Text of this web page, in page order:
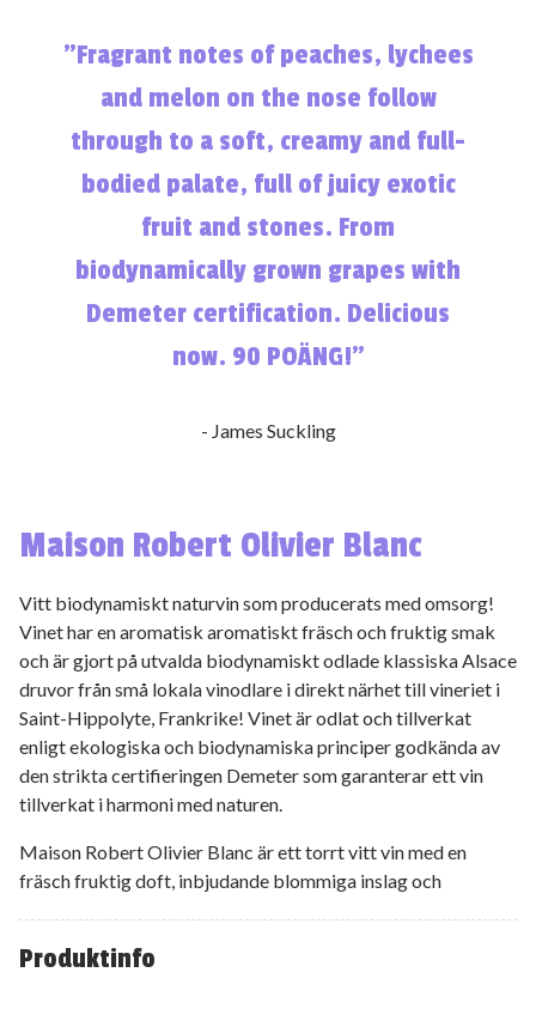
”Fragrant notes of peaches, lychees
and melon on the nose follow
through to a soft, creamy and full-
bodied palate, full of juicy exotic
fruit and stones. From
biodynamically grown grapes with
Demeter certification. Delicious
now. 90 POÄNG!”
- James Suckling
Maison Robert Olivier Blanc
Vitt biodynamiskt naturvin som producerats med omsorg!
Vinet har en aromatisk aromatiskt fräsch och fruktig smak
och är gjort på utvalda biodynamiskt odlade klassiska Alsace
druvor från små lokala vinodlare i direkt närhet till vineriet i
Saint-Hippolyte, Frankrike! Vinet är odlat och tillverkat
enligt ekologiska och biodynamiska principer godkända av
den strikta certifieringen Demeter som garanterar ett vin
tillverkat i harmoni med naturen.
Maison Robert Olivier Blanc är ett torrt vitt vin med en
fräsch fruktig doft, inbjudande blommiga inslag och
Servera gärna detta Alsacevin till en klassisk Tarte flambée
Produktinfo